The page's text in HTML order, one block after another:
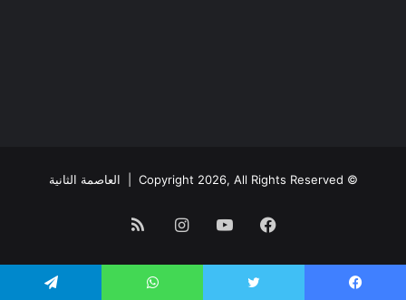
© Copyright 2026, All Rights Reserved | العاصمة الثانية
فيسبوكيوتيوبانستقرامملخص
الموقع